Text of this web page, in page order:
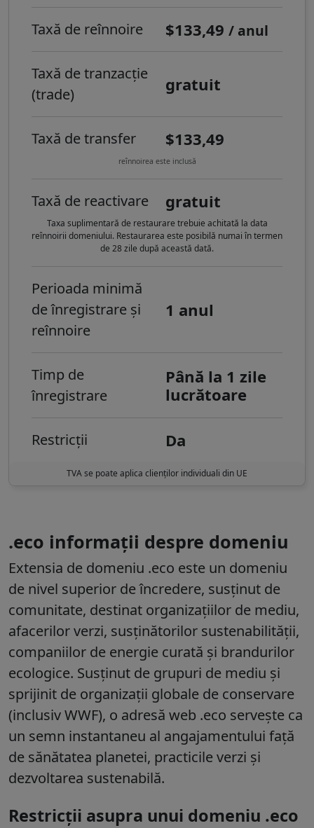
Taxă de reînnoire $133,49 / anul
Taxă de tranzacție
(trade)
gratuit
Taxă de transfer $133,49
reînnoirea este inclusă
Taxă de reactivare gratuit
Taxa suplimentară de restaurare trebuie achitată la data
reînnoirii domeniului. Restaurarea este posibilă numai în termen
de 28 zile după această dată.
Perioada minimă
de înregistrare și
reînnoire
1 anul
Timp de
înregistrare
Până la 1 zile
lucrătoare
Restricții Da
TVA se poate aplica clienților individuali din UE
.eco informații despre domeniu
Extensia de domeniu .eco este un domeniu
de nivel superior de încredere, susținut de
comunitate, destinat organizațiilor de mediu,
afacerilor verzi, susținătorilor sustenabilității,
companiilor de energie curată și brandurilor
ecologice. Susținut de grupuri de mediu și
sprijinit de organizații globale de conservare
(inclusiv WWF), o adresă web .eco servește ca
un semn instantaneu al angajamentului față
de sănătatea planetei, practicile verzi și
dezvoltarea sustenabilă.
Restricții asupra unui domeniu .eco